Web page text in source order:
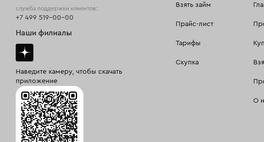
Взять займ
Прайс-лист
Тарифы
Скупка
О
служба поддержки клиентов:
+7 499 519-00-00
Наши филиалы
Наведите камеру, чтобы скачать
приложение